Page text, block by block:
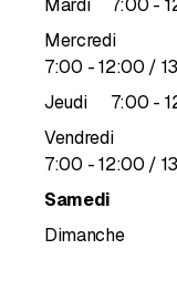
rapide aux petites
souhaits. Nous
doivent également
Qu'il s'agisse d'une
le bois.
Mardi
7:00 -
Mercredi
7:00 - jusqu’à
12:00 / 13
Jeudi
7:00 -
Vendredi
7:00 - jusqu’à
12:00 / 13
Samedi
Dimanche